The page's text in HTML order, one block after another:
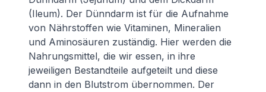
(Ileum). Der Dünndarm ist für die Aufnahme
von Nährstoffen wie Vitaminen, Mineralien
und Aminosäuren zuständig. Hier werden die
Nahrungsmittel, die wir essen, in ihre
jeweiligen Bestandteile aufgeteilt und diese
dann in den Blutstrom übernommen. Der